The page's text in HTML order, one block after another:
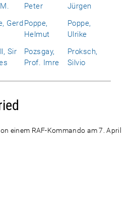
Peter
Jürgen
GerdPoppe,
Helmut
Poppe,
Ulrike
Sir
Pozsgay,
Prof. Imre
Proksch,
Silvio
einem RAF-Kommando am 7. April